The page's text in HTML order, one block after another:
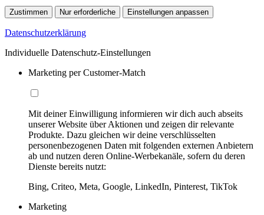
Zustimmen Nur erforderliche Einstellungen anpassen
Datenschutzerklärung
Individuelle Datenschutz-Einstellungen
Marketing per Customer-Match
Mit deiner Einwilligung informieren wir dich auch abseits
unserer Website über Aktionen und zeigen dir relevante
Produkte. Dazu gleichen wir deine verschlüsselten
personenbezogenen Daten mit folgenden externen Anbietern
ab und nutzen deren Online-Werbekanäle, sofern du deren
Dienste bereits nutzt:
Bing, Criteo, Meta, Google, LinkedIn, Pinterest, TikTok
Marketing